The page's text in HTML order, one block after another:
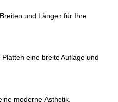
und Längen für Ihre
eine breite Auflage und
moderne Ästhetik.